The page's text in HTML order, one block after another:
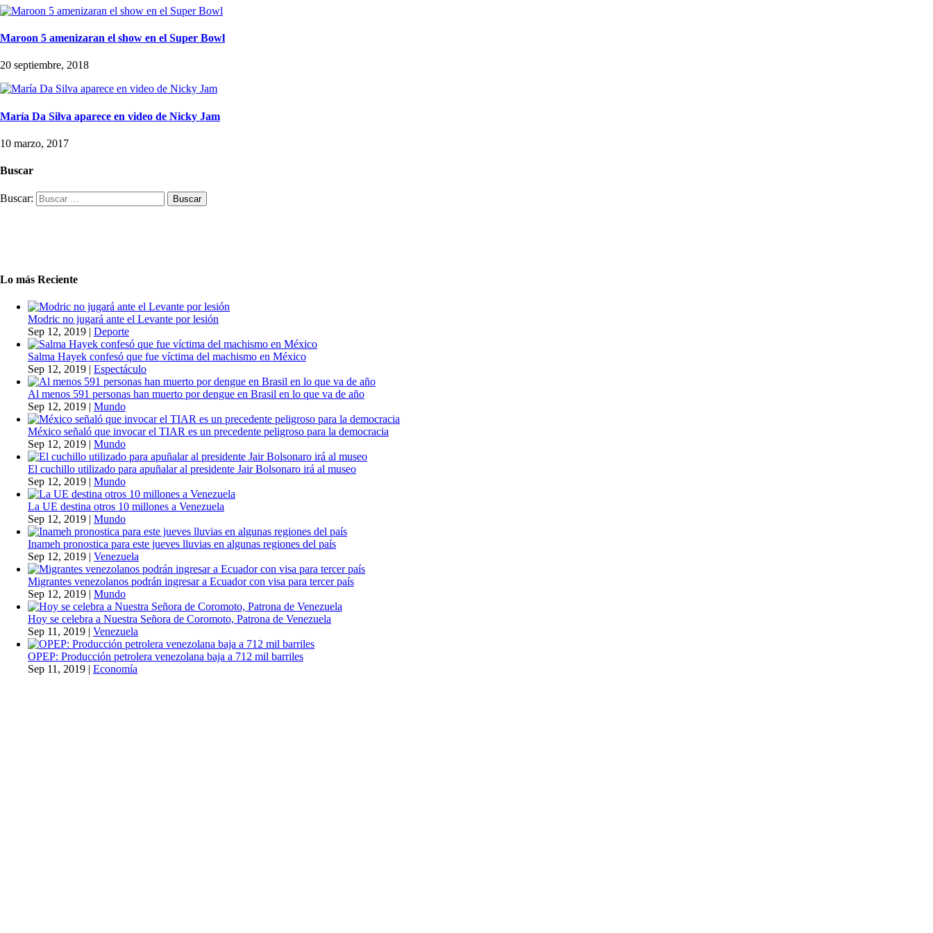
Maroon 5 amenizaran el show en el Super Bowl
20 septiembre, 2018
María Da Silva aparece en video de Nicky Jam
10 marzo, 2017
Buscar
Buscar:
Lo más Reciente
Modric no jugará ante el Levante por lesión
Sep 12, 2019 | Deporte
Salma Hayek confesó que fue víctima del machismo en México
Sep 12, 2019 | Espectáculo
Al menos 591 personas han muerto por dengue en Brasil en lo que va de año
Sep 12, 2019 | Mundo
México señaló que invocar el TIAR es un precedente peligroso para la democracia
Sep 12, 2019 | Mundo
El cuchillo utilizado para apuñalar al presidente Jair Bolsonaro irá al museo
Sep 12, 2019 | Mundo
La UE destina otros 10 millones a Venezuela
Sep 12, 2019 | Mundo
Inameh pronostica para este jueves lluvias en algunas regiones del país
Sep 12, 2019 | Venezuela
Migrantes venezolanos podrán ingresar a Ecuador con visa para tercer país
Sep 12, 2019 | Mundo
Hoy se celebra a Nuestra Señora de Coromoto, Patrona de Venezuela
Sep 11, 2019 | Venezuela
OPEP: Producción petrolera venezolana baja a 712 mil barriles
Sep 11, 2019 | Economía